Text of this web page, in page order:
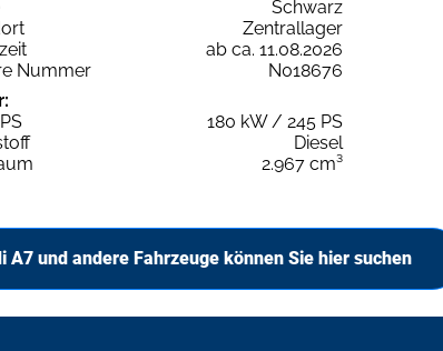
Schwarz
Zentrallager
ab ca. 11.08.2026
Nummer
N018676
180 kW / 245 PS
Diesel
2.967 cm³
A7 und andere Fahrzeuge können Sie hier suchen